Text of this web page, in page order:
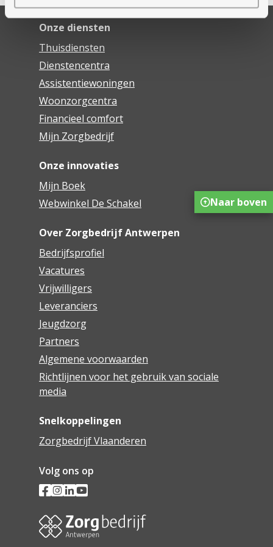
Onze diensten
Thuisdiensten
Dienstencentra
Assistentiewoningen
Woonzorgcentra
Financieel comfort
Mijn Zorgbedrijf
Onze innovaties
Mijn Boek
Webwinkel De Schakel
Over Zorgbedrijf Antwerpen
Bedrijfsprofiel
Vacatures
Vrijwilligers
Leveranciers
Jeugdzorg
Partners
Algemene voorwaarden
Richtlijnen voor het gebruik van sociale
media
Snelkoppelingen
Zorgbedrijf Vlaanderen
Volg ons op
Naar boven